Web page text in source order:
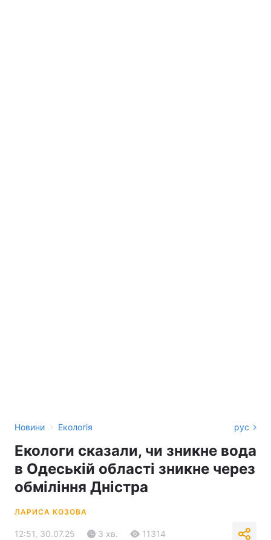
Новини › Екологія рус
Екологи сказали, чи зникне вода
в Одеській області зникне через
обміління Дністра
ЛАРИСА КОЗОВА
12:51, 30.07.25 3 хв. 11314